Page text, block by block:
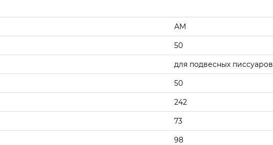
АМ
50
для подвесных писсуаров
50
242
73
98